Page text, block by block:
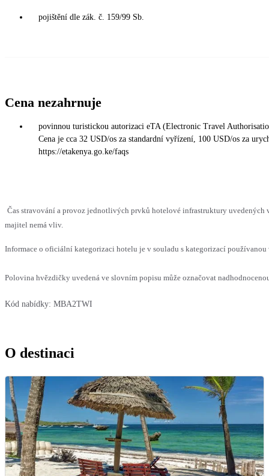
pojištění dle zák. č. 159/99 Sb.
Cena nezahrnuje
povinnou turistickou autorizaci eTA (Electronic Travel
Cena je cca 32 USD/os za standardní vyřízení, 100 USD/os za
https://etakenya.go.ke/faqs
Čas stravování a provoz jednotlivých prvků hotelové infrastruktury uvedených
majitel nemá vliv.
Informace o oficiální kategorizaci hotelu je v souladu s kategorizací
Polovina hvězdičky uvedená ve slovním popisu může označovat
Kód nabídky: MBA2TWI
O destinaci